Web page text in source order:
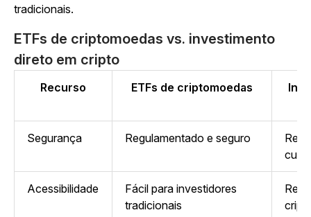
tradicionais.
ETFs de criptomoedas vs. investimento
direto em cripto
Recurso ETFs de criptomoedas
Segurança Regulamentado e seguro
Acessibilidade
Fácil para investidores
tradicionais